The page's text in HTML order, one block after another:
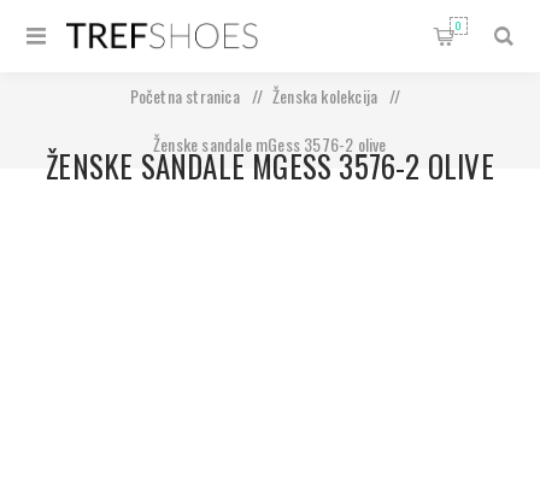
0
Početna stranica / Ženska kolekcija
/
Ženske sandale mGess 3576-2 olive
ŽENSKE SANDALE MGESS 3576-2 OLIVE